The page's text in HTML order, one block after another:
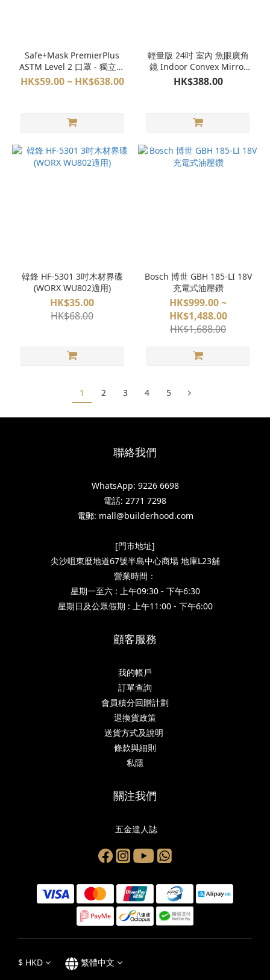
Safe+Mask PremierPlus
ASTM Level 2 口罩 - 獨立包
裝
HK$59.00 ~ HK$638.00
輕量版 24吋 室內 魚眼廣角
鏡 Indoor Convex Mirror
Lite 24 inches
HK$388.00
韓鋒 HF-5301 3吋木材界碟
(WORX WU802適用)
HK$35.00
HK$68.00
Bosch 博世 GBH 185-LI 18V
充電式油壓鑽
HK$999.00 ~
HK$1,488.00
HK$1,688.00
1 2 3 4 5
聯絡我們
WhatsApp: 9226 6698
電話: 2771 7298
電郵: mall@builderhood.com
[門市地址]
尖沙咀東麼地道67號半島中心商場 地庫L23舖
營業時間：
星期一至六 : 上午09:30 - 下午6:30
星期日及公眾假期 : 上午11:00 - 下午6:00
顧客服務
我的帳戶
訂單查詢
會員積分回贈計劃
退換貨政策
送貨方式及說明
條款與細則
私隱
關注我們
五金達人誌
$ HKD 繁體中文